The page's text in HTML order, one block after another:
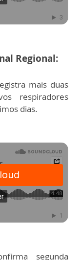
Regional:
mais duas
respiradores
dias.
segunda